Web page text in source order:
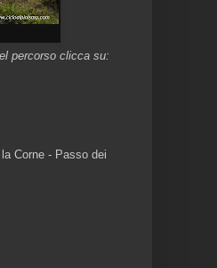
percorso clicca su:
Corne - Passo dei